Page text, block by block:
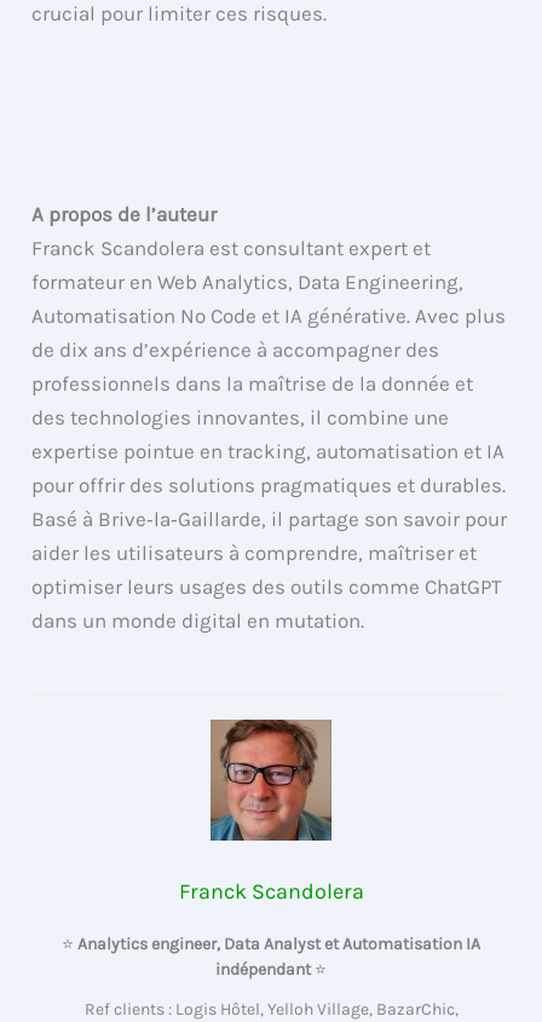
crucial pour limiter ces risques.
A propos de l’auteur
Franck Scandolera est consultant expert et
formateur en Web Analytics, Data Engineering,
Automatisation No Code et IA générative. Avec plus
de dix ans d’expérience à accompagner des
professionnels dans la maîtrise de la donnée et
des technologies innovantes, il combine une
expertise pointue en tracking, automatisation et IA
pour offrir des solutions pragmatiques et durables.
Basé à Brive‑la‑Gaillarde, il partage son savoir pour
aider les utilisateurs à comprendre, maîtriser et
optimiser leurs usages des outils comme ChatGPT
dans un monde digital en mutation.
Franck Scandolera
⭐ Analytics engineer, Data Analyst et Automatisation IA
indépendant⭐
Ref clients : Logis Hôtel, Yelloh Village, BazarChic,